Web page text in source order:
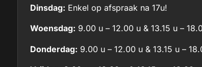
Dinsdag: Enkel op afspraak na 17u!
Woensdag: 9.00 u – 12.00 u & 13.15 u –
Donderdag: 9.00 u – 12.00 u & 13.15 u –